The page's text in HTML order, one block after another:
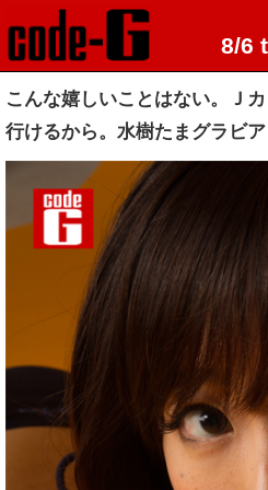
8/6
こんな嬉しいことはない。Ｊ
行けるから。水樹たまグラビ